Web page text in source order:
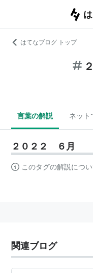
はてなブログ トップ
言葉の解説 ネット
２０２２ ６月
このタグの解説につ
関連ブログ